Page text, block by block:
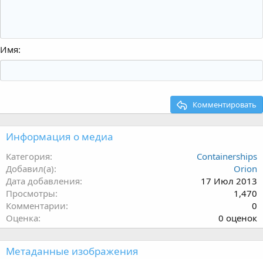
Имя
Комментировать
Информация о медиа
Категория
Containerships
Добавил(а)
Orion
Дата добавления
17 Июл 2013
Просмотры
1,470
Комментарии
0
Оценка
0
.
0
0 оценок
Метаданные изображения